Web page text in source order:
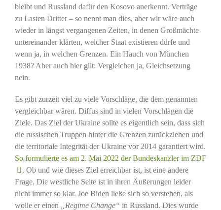
bleibt und Russland dafür den Kosovo anerkennt. Verträge
zu Lasten Dritter – so nennt man dies, aber wir wäre auch
wieder in längst vergangenen Zeiten, in denen Großmächte
untereinander klärten, welcher Staat existieren dürfe und
wenn ja, in welchen Grenzen. Ein Hauch von München
1938? Aber auch hier gilt: Vergleichen ja, Gleichsetzung
nein.
Es gibt zurzeit viel zu viele Vorschläge, die dem genannten
vergleichbar wären. Diffus sind in vielen Vorschlägen die
Ziele. Das Ziel der Ukraine sollte es eigentlich sein, dass sich
die russischen Truppen hinter die Grenzen zurückziehen und
die territoriale Integrität der Ukraine vor 2014 garantiert wird.
So formulierte es am 2. Mai 2022 der Bundeskanzler im ZDF
. Ob und wie dieses Ziel erreichbar ist, ist eine andere
Frage. Die westliche Seite ist in ihren Äußerungen leider
nicht immer so klar. Joe Biden ließe sich so verstehen, als
wolle er einen „Regime Change“ in Russland. Dies wurde